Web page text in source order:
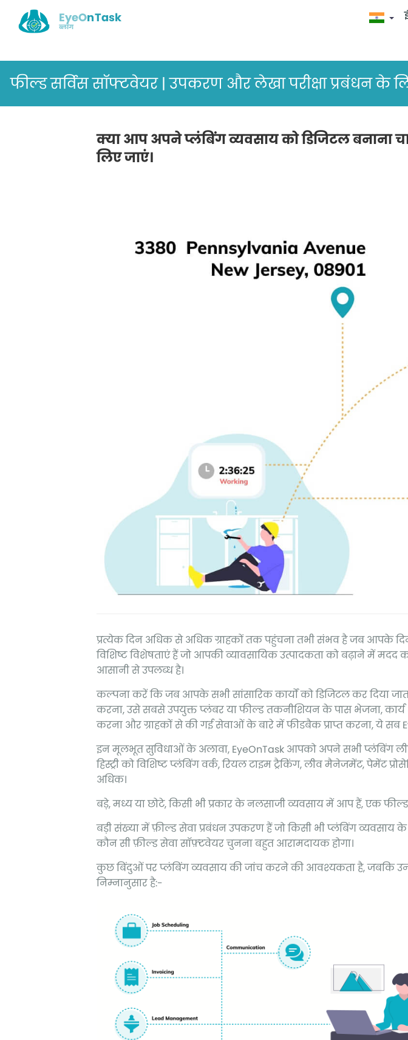
EyeOnTask
ब्लॉग
फील्ड सर्विस सॉफ्टवेयर | उपकरण और लेखा परीक्षा प्रबंधन के
क्या आप अपने प्लंबिंग व्यवसाय को डिजिटल बनाना
लिए जाएं।
प्रत्येक दिन अधिक से अधिक ग्राहकों तक पहुंचना तभी संभव है जब आपके दिन
विशिष्ट विशेषताएं हैं जो आपकी व्यावसायिक उत्पादकता को बढ़ाने में
आसानी से उपलब्ध है।
कल्पना करें कि जब आपके सभी सांसारिक कार्यों को डिजिटल कर दिया
करना, उसे सबसे उपयुक्त प्लंबर या फील्ड तकनीशियन के पास भेजना, कार्य
करना और ग्राहकों से की गई सेवाओं के बारे में फीडबैक प्राप्त करना, ये सब
इन मूलभूत सुविधाओं के अलावा, EyeOnTask आपको अपने सभी प्लंबिंग
हिस्ट्री को विशिष्ट प्लंबिंग वर्क, रियल टाइम ट्रैकिंग, लीव मैनेजमेंट, पेमेंट
अधिक।
बड़े, मध्य या छोटे, किसी भी प्रकार के नलसाजी व्यवसाय में आप हैं, एक
बड़ी संख्या में फ़ील्ड सेवा प्रबंधन उपकरण हैं जो किसी भी प्लंबिंग
कौन सी फ़ील्ड सेवा सॉफ़्टवेयर चुनना बहुत आरामदायक होगा।
कुछ बिंदुओं पर प्लंबिंग व्यवसाय की जांच करने की आवश्यकता है, जबकि
निम्नानुसार है:-